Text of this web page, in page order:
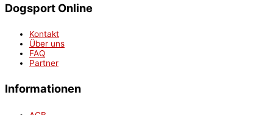
Dogsport Online
Kontakt
Über uns
FAQ
Partner
Informationen